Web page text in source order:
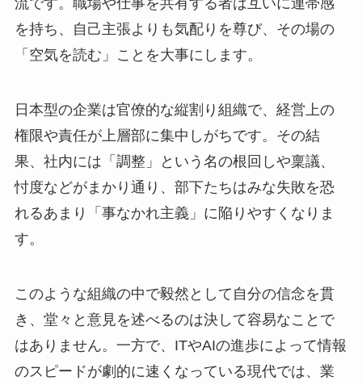
流です。職場や仕事を共有する者は互いに連帯感
を持ち、自己主張よりも気配りを尊び、その場の
「空気を読む」ことを大事にします。
日本型の企業は官僚的な縦割り組織で、経営上の
権限や責任が上層部に集中しがちです。その結
果、社内には「調整」という名の根回しや稟議、
忖度などがまかり通り、部下たちはみな失敗を恐
れるあまり「事なかれ主義」に陥りやすくなりま
す。
このような組織の中で毅然として自分の信念を貫
き、堂々と意見を述べるのは決して容易なことで
はありません。一方で、ITやAIの進歩によって情報
のスピードが劇的に速くなっている現代では、業